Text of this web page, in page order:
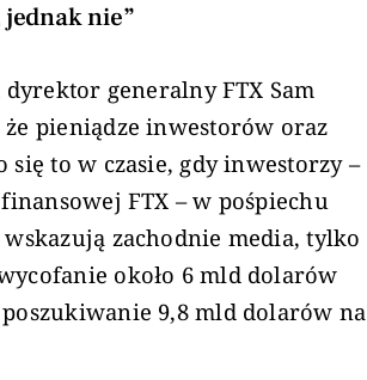
jednak nie”
dyrektor generalny FTX Sam
pieniądze inwestorów oraz
się to w czasie, gdy inwestorzy –
FTX – w pośpiechu
zachodnie media, tylko
około 6 mld dolarów
9,8 mld dolarów na